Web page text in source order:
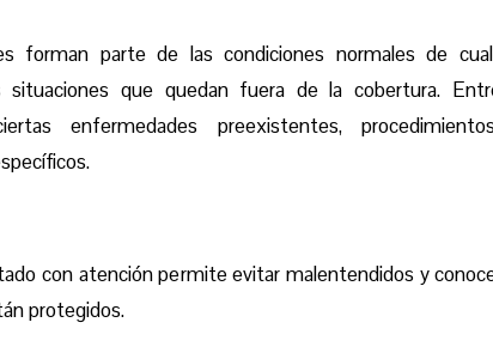
forman parte de las condiciones normales de
situaciones que quedan fuera de la cobertura.
enfermedades preexistentes,
con atención permite evitar malentendidos y
protegidos.